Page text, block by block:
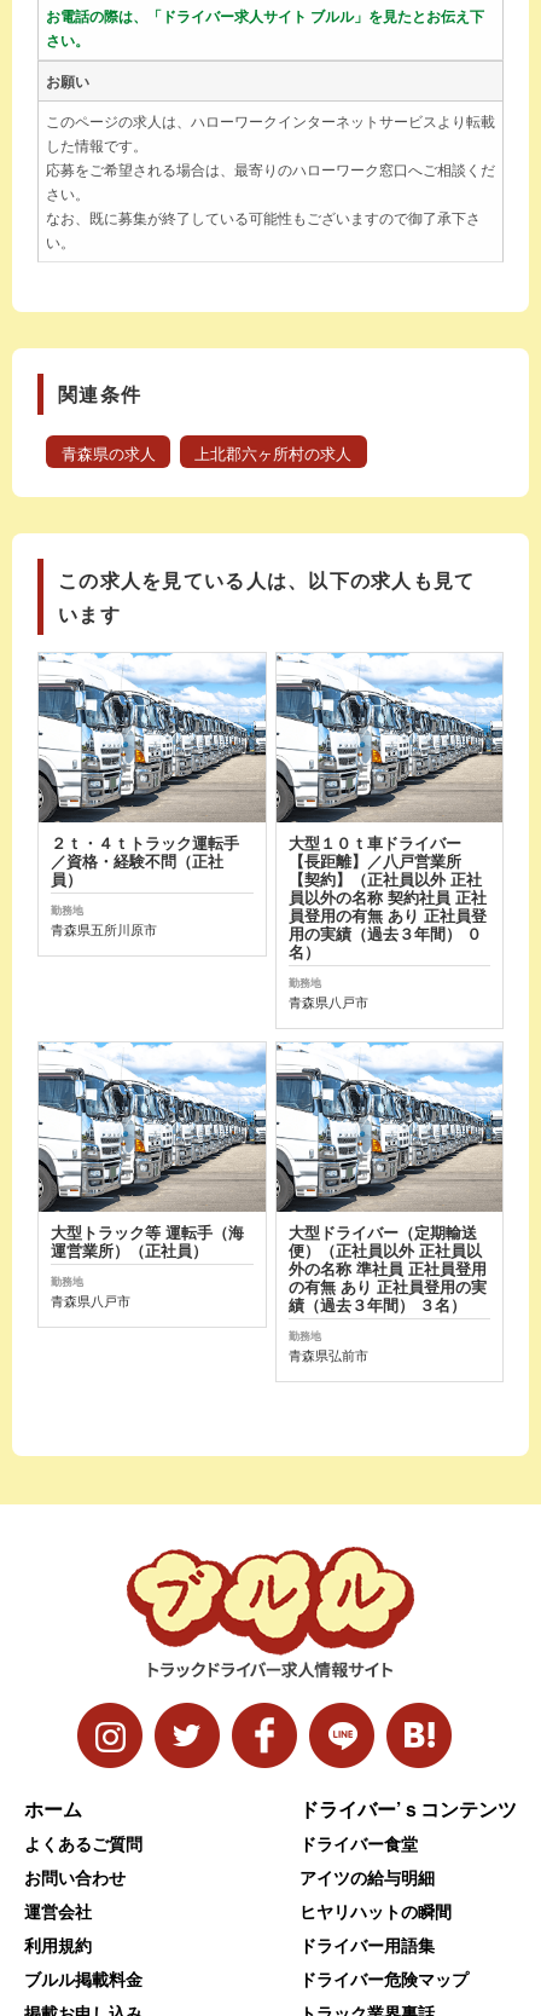
お電話の際は、「ドライバー求人サイト ブルル」を見たとお伝え下
さい。
お願い
このページの求人は、ハローワークインターネットサービスより転載
した情報です。
応募をご希望される場合は、最寄りのハローワーク窓口へご相談くだ
さい。
なお、既に募集が終了している可能性もございますので御了承下さ
い。
関連条件
青森県の求人 上北郡六ヶ所村の求人
この求人を見ている人は、以下の求人も見て
います
２ｔ・４ｔトラック運転手
／資格・経験不問（正社
員）
勤務地
青森県五所川原市
大型１０ｔ車ドライバー
【長距離】／八戸営業所
【契約】（正社員以外 正社
員以外の名称 契約社員 正社
員登用の有無 あり 正社員登
用の実績（過去３年間） ０
名）
勤務地
青森県八戸市
大型トラック等 運転手（海
運営業所）（正社員）
勤務地
青森県八戸市
大型ドライバー（定期輸送
便）（正社員以外 正社員以
外の名称 準社員 正社員登用
の有無 あり 正社員登用の実
績（過去３年間） ３名）
勤務地
青森県弘前市
ホーム
よくあるご質問
お問い合わせ
運営会社
利用規約
ブルル掲載料金
ドライバー’ｓコンテンツ
ドライバー食堂
アイツの給与明細
ヒヤリハットの瞬間
ドライバー用語集
ドライバー危険マップ